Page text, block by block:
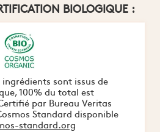
BIOLOGIQUE :
sont issus de
100% du total est
par Bureau Veritas
Standard disponible
standard.org